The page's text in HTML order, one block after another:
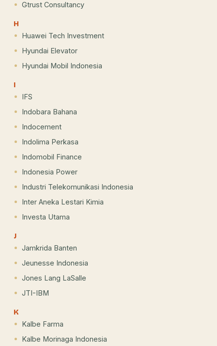
Gtrust Consultancy
H
Huawei Tech Investment
Hyundai Elevator
Hyundai Mobil Indonesia
I
IFS
Indobara Bahana
Indocement
Indolima Perkasa
Indomobil Finance
Indonesia Power
Industri Telekomunikasi Indonesia
Inter Aneka Lestari Kimia
Investa Utama
J
Jamkrida Banten
Jeunesse Indonesia
Jones Lang LaSalle
JTI-IBM
K
Kalbe Farma
Kalbe Morinaga Indonesia